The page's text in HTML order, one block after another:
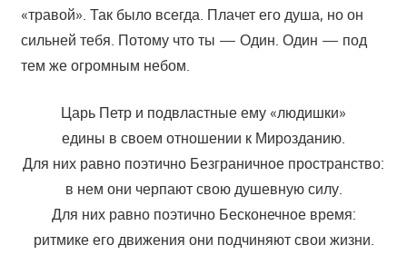
«травой». Так было всегда. Плачет его душа, но он
сильней тебя. Потому что ты — Один. Один — под
тем же огромным небом.
Царь Петр и подвластные ему «людишки»
едины в своем отношении к Мирозданию.
Для них равно поэтично Безграничное пространство:
в нем они черпают свою душевную силу.
Для них равно поэтично Бесконечное время:
ритмике его движения они подчиняют свои жизни.